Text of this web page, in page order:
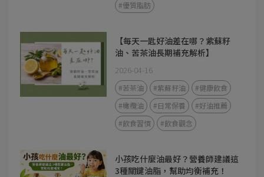
#優質脂肪
【每天一匙好油差在哪？紫蘇籽
油、苦茶油長期補充解析】
2026-04-16
#苦茶油 #紫蘇籽油
#健康飲食
#橄欖油
#日常保養
#好油推薦
#飲食習慣
#飲食觀念
小孩吃什麼油最好？營養師建議這
3種關鍵油脂，幫助均衡補充！